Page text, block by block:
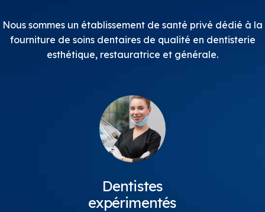
Nous sommes un établissement de santé privé dédié à la
fourniture de soins dentaires de qualité en dentisterie
esthétique, restauratrice et générale.
Dentistes
expérimentés